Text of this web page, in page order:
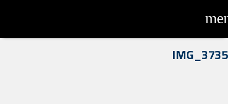
IMG_3735